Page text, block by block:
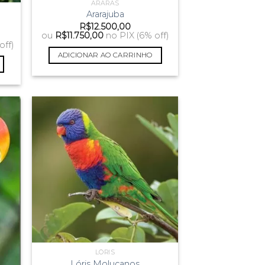
ARARAS
Ararajuba
R$12.500,00
ou R$11.750,00 no PIX (6% off)
ADICIONAR AO CARRINHO
LÓRIS